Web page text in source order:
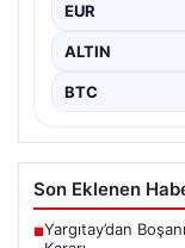
"content": "Fas
EUR
ALTIN
BTC
Son Eklenen
■Yargıtay’dan